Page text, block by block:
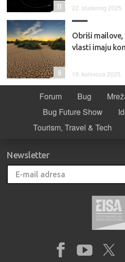
22. studenog 2025.
11
Obriši
vlasti imaju
19. kolovoza 2025.
6
Forum Bug
Bug Future Show
Tourism, Travel & Tech
Newsletter